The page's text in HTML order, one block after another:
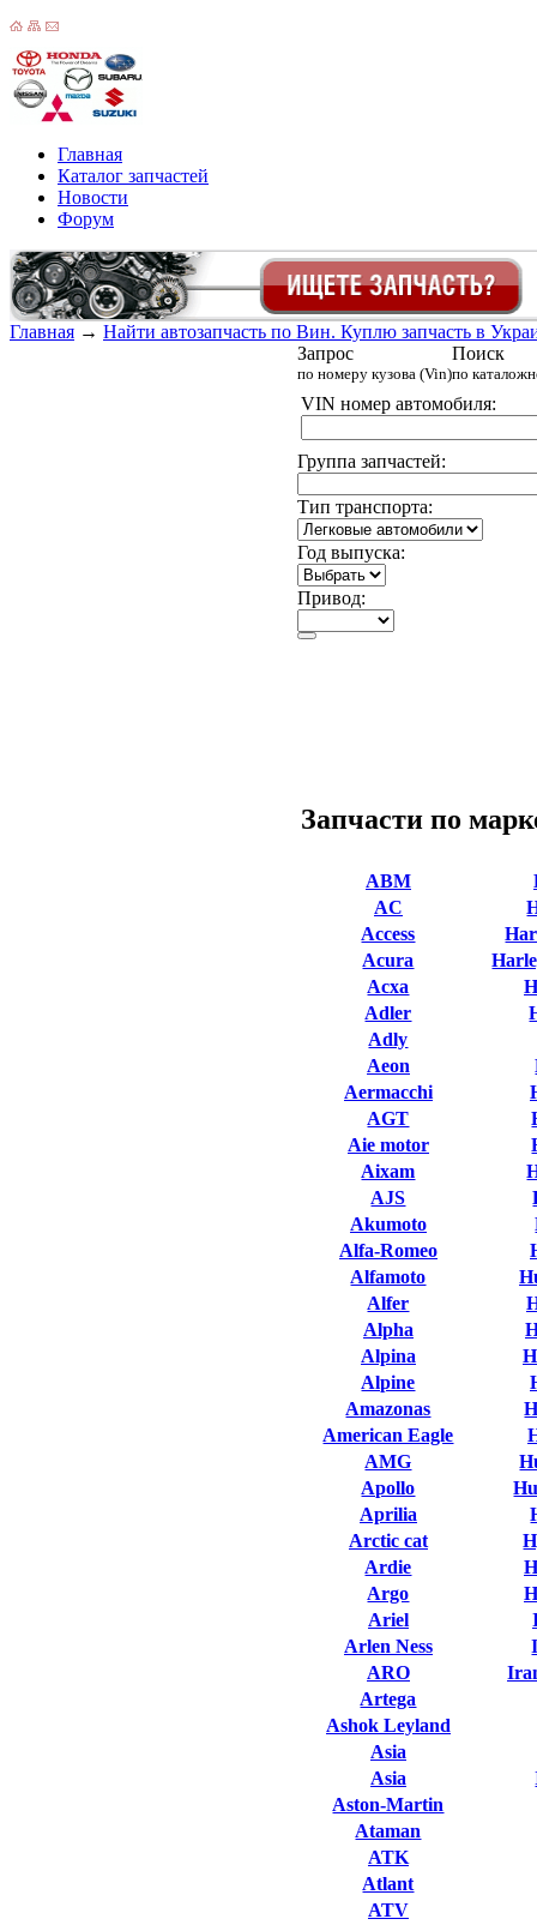
Главная
Каталог запчастей
Новости
Форум
Главная → Найти автозапчасть по Вин. Куплю запчасть в
Запрос
по номеру кузова (Vin)
Поиск
по
VIN номер автомобиля:
Группа запчастей:
Тип транспорта:
Год выпуска:
Привод:
Запчасти по
ABM
AC
Access
Acura
Acxa
Adler
Adly
Aeon
Aermacchi
AGT
Aie motor
Aixam
AJS
Akumoto
Alfa-Romeo
Alfamoto
Alfer
Alpha
Alpina
Alpine
Amazonas
American Eagle
AMG
Apollo
Aprilia
Arctic cat
Ardie
Argo
Ariel
Arlen Ness
ARO
Artega
Ashok Leyland
Asia
Asia
Aston-Martin
Ataman
ATK
Atlant
ATV